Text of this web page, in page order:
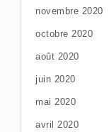
novembre 2020
octobre 2020
août 2020
juin 2020
mai 2020
avril 2020